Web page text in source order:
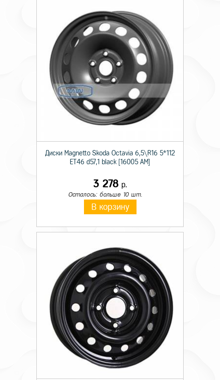
Диски Magnetto Skoda Octavia 6,5\R16 5*112
ET46 d57,1 black [16005 AM]
3 278 р.
Осталось: больше 10 шт.
В корзину